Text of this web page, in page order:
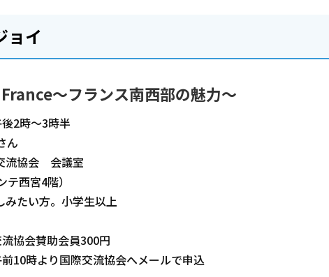
ョイ
～フランス南西部の魅力～
2時～3時半
ん
流協会 会議室
西宮4階）
たい方。小学生以上
協会賛助会員300円
10時より国際交流協会へメールで申込